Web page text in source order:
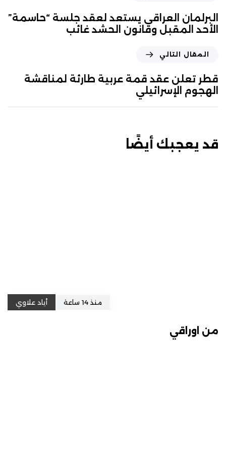
البرلمان العراقي يستعد لعقد جلسة “حاسمة”
الأحد المقبل وقانون الحشد غائب
المقال التالي
قطر تعلن عقد قمة عربية طارئة لمناقشة
الهجوم الإسرائيلي
قد يعجبك أيضًا
منذ 14 ساعة أياد علاوي
من اوراقي